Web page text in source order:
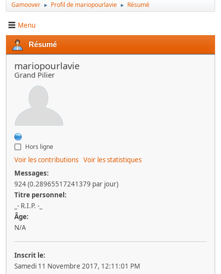
Gamoover ► Profil de mariopourlavie ► Résumé
Menu
Résumé
mariopourlavie
Grand Pilier
Hors ligne
Voir les contributions Voir les statistiques
Messages:
924 (0.28965517241379 par jour)
Titre personnel:
_- R.I.P. -_
Âge:
N/A
Inscrit le:
Samedi 11 Novembre 2017, 12:11:01 PM